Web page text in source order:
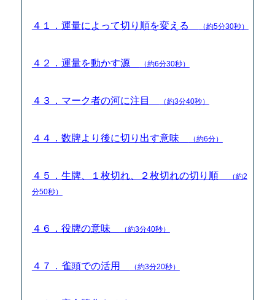
４１．運量によって切り順を変える （約5分30秒）
４２．運量を動かす源 （約6分30秒）
４３．マーク者の河に注目 （約3分40秒）
４４．数牌より後に切り出す意味 （約6分）
４５．生牌、１枚切れ、２枚切れの切り順
（約2
分50秒）
４６．役牌の意味 （約3分40秒）
４７．雀頭での活用 （約3分20秒）